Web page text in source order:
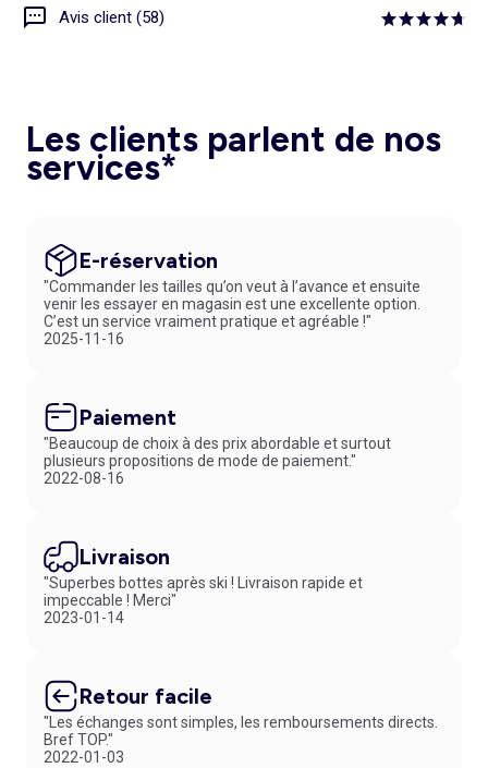
Avis client (58)
Les clients parlent de nos
services*
E-réservation
"Commander les tailles qu’on veut à l’avance et ensuite
venir les essayer en magasin est une excellente option.
C’est un service vraiment pratique et agréable !"
2025-11-16
Paiement
"Beaucoup de choix à des prix abordable et surtout
plusieurs propositions de mode de paiement."
2022-08-16
Livraison
"Superbes bottes après ski ! Livraison rapide et
impeccable ! Merci"
2023-01-14
Retour facile
"Les échanges sont simples, les remboursements directs.
Bref TOP."
2022-01-03